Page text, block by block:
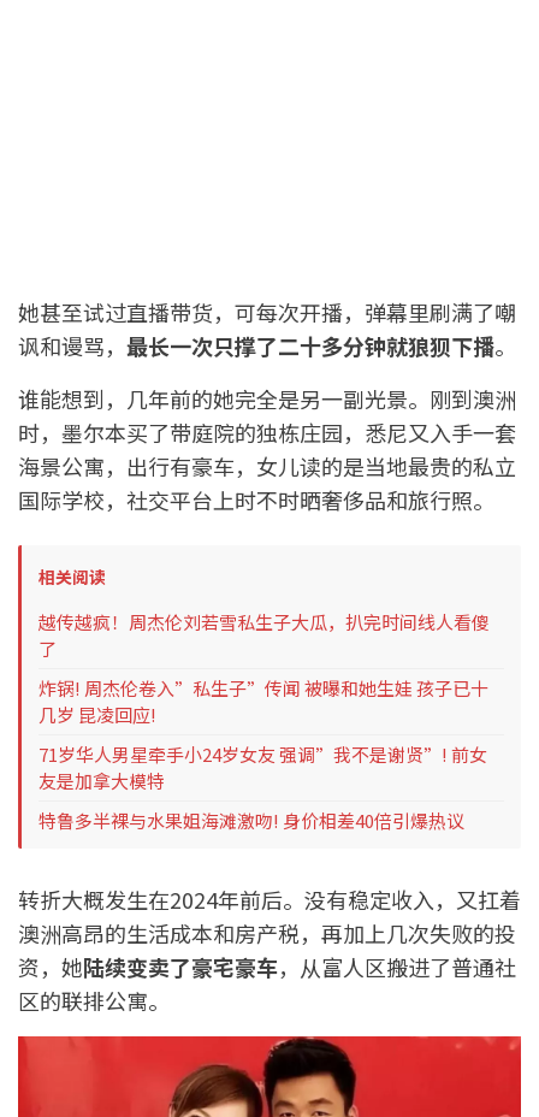
她甚至试过直播带货，可每次开播，弹幕里刷满了嘲
讽和谩骂， 最长一次只撑了二十多分钟就狼狈下播。
谁能想到，几年前的她完全是另一副光景。刚到澳洲
时，墨尔本买了带庭院的独栋庄园，悉尼又入手一套
海景公寓，出行有豪车，女儿读的是当地最贵的私立
国际学校，社交平台上时不时晒奢侈品和旅行照。
相关阅读
越传越疯！周杰伦刘若雪私生子大瓜，扒完时间线人看傻
了
炸锅! 周杰伦卷入”私生子”传闻 被曝和她生娃 孩子已十
几岁 昆凌回应!
71岁华人男星牵手小24岁女友 强调”我不是谢贤”! 前女
友是加拿大模特
特鲁多半裸与水果姐海滩激吻! 身价相差40倍引爆热议
转折大概发生在2024年前后。没有稳定收入，又扛着
澳洲高昂的生活成本和房产税，再加上几次失败的投
资，她陆续变卖了豪宅豪车，从富人区搬进了普通社
区的联排公寓。